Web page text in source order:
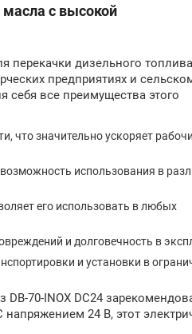
с высокой
перекачки дизельного
предприятиях и
себя все преимущества этого
что значительно ускоряет
использования в
его использовать в любых
и долговечность в
и установки в
70-INOX DC24
24 В, этот